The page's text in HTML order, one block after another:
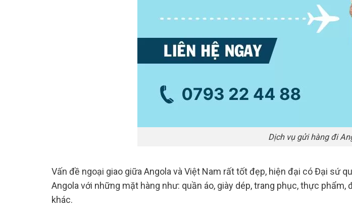
Dịch vụ gửi hàng đi
Vấn đề ngoại giao giữa Angola và Việt Nam rất tốt đẹp, hiện đại có Đại sứ
Angola với những mặt hàng như: quần áo, giày dép, trang phục, thực
khác.